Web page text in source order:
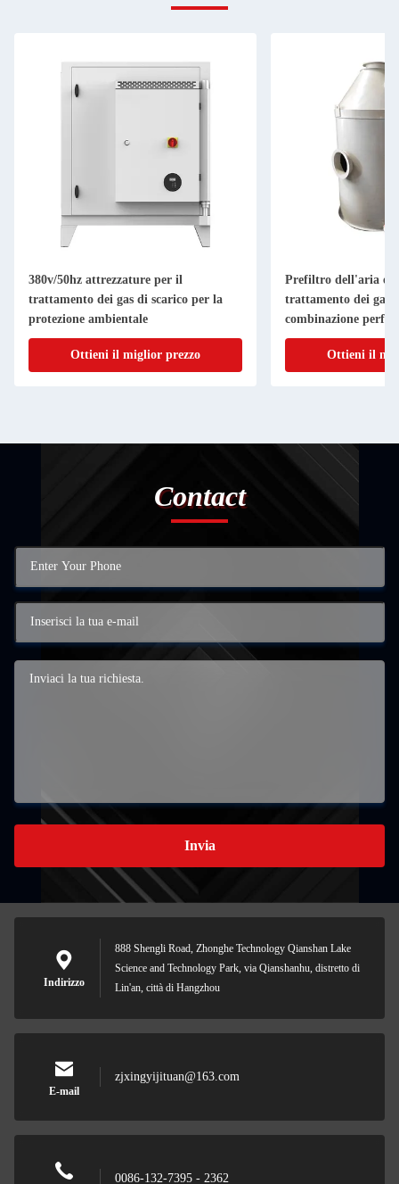
380v/50hz attrezzature per il
trattamento dei gas di scarico per la
protezione ambientale
Ottieni il miglior prezzo
Prefiltro dell'aria e
trattamento dei gas
combinazione
depurazione dei gas
Ottieni il
Contact
Invia
Indirizzo
888 Shengli Road, Zhonghe Technology Qianshan Lake
Science and Technology Park, via Qianshanhu, distretto di
Lin'an, città di Hangzhou
E-mail
zjxingyijituan@163.com
0086-132-7395 - 2362